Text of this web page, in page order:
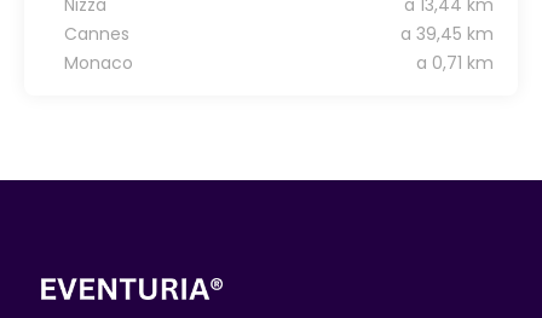
Nizza
a 13,44 km
Cannes
a 39,45 km
Monaco
a 0,71 km